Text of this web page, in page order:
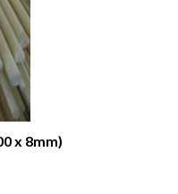
x 8mm)